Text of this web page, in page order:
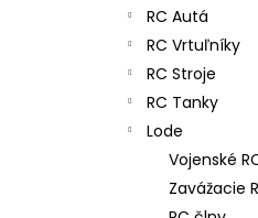
RC Autá
RC Vrtuľníky
RC Stroje
RC Tanky
Lode
Vojenské
Zavážacie